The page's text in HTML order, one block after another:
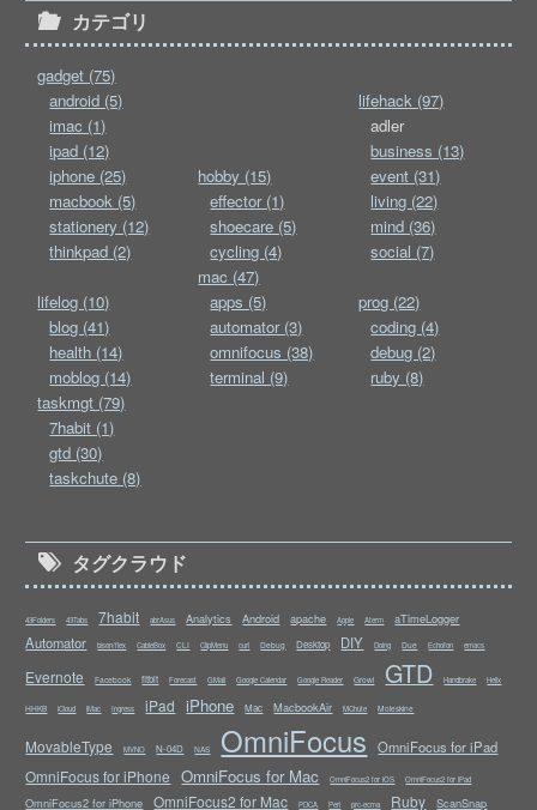
カテゴリ
gadget (75)
android (5)
imac (1)
ipad (12)
iphone (25)
macbook (5)
stationery (12)
thinkpad (2)
hobby (15)
effector (1)
shoecare (5)
cycling (4)
lifehack (97)
adler
business (13)
event (31)
living (22)
mind (36)
social (7)
lifelog (10)
blog (41)
health (14)
moblog (14)
mac (47)
apps (5)
automator (3)
omnifocus (38)
terminal (9)
prog (22)
coding (4)
debug (2)
ruby (8)
taskmgt (79)
7habit (1)
gtd (30)
taskchute (8)
タグクラウド
43Folders 43Tabs 7habit abrAsus Analytics Android apache Apple Aterm aTimeLogger
Automator bison/flex CableBox CLI ClipMenu curl Debug Desktop DIY Doing Due Echofon emacs
Evernote Facebook fitbit Forecast GMail Google Calendar Google Reader Growl GTD Handbrake Helix
HHKB iCloud iMac Ingress iPad iPhone Mac MacbookAir MChute Moleskine
MovableType MVNO N-04D NAS OmniFocus OmniFocus for iPad
OmniFocus for iPhone OmniFocus for Mac OmniFocus2 for iOS OmniFocus2 for iPad
OmniFocus2 for iPhone OmniFocus2 for Mac PDCA Perl prc-ecma Ruby ScanSnap